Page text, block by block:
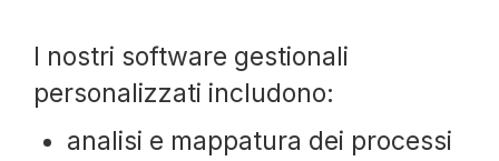
I nostri software gestionali
personalizzati includono:
analisi e mappatura dei processi